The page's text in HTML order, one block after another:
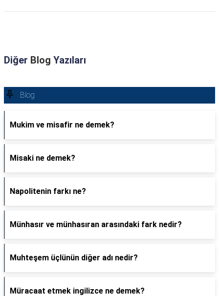
Diğer Blog Yazıları
Blog
Mukim ve misafir ne demek?
Misaki ne demek?
Napolitenin farkı ne?
Münhasır ve münhasıran arasındaki fark nedir?
Muhteşem üçlünün diğer adı nedir?
Müracaat etmek ingilizce ne demek?